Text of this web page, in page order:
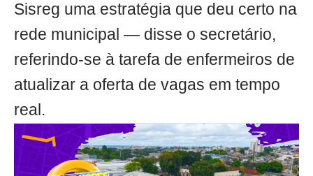
Sisreg uma estratégia que deu certo na
rede municipal — disse o secretário,
referindo-se à tarefa de enfermeiros de
atualizar a oferta de vagas em tempo
real.